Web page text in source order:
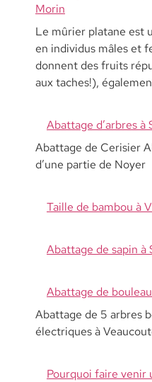
Morin
Le mûrier platane est
en individus mâles et
donnent des fruits
aux taches!),
Abattage d’arbres
Abattage de Cerisier
d’une partie de Noyer
Taille de bambou à
Abattage de sapin à
Abattage de
Abattage de 5 arbres
électriques à
Pourquoi faire venir